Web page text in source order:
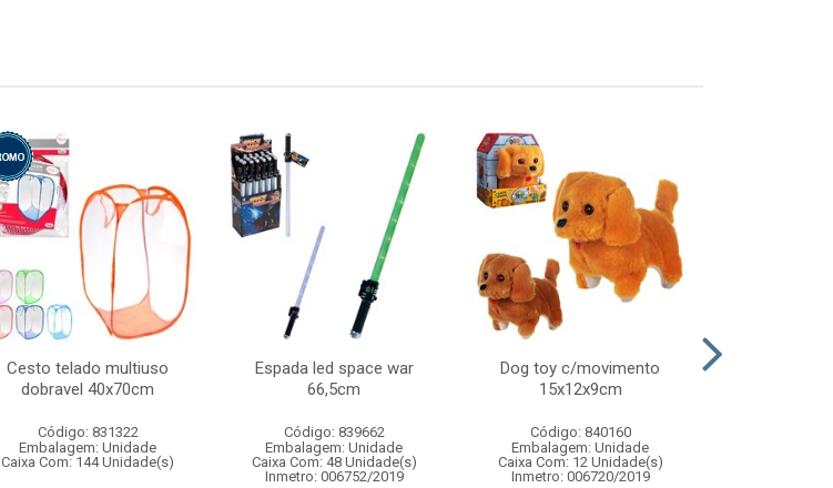
Cesto telado multiuso
dobravel 40x70cm
Código: 831322
Embalagem: Unidade
Caixa Com: 144 Unidade(s)
Espada led space war
66,5cm
Código: 839662
Embalagem: Unidade
Caixa Com: 48 Unidade(s)
Inmetro: 006752/2019
Dog toy c/movimento
15x12x9cm
Código: 840160
Embalagem: Unidade
Caixa Com: 12 Unidade(s)
Inmetro: 006720/2019